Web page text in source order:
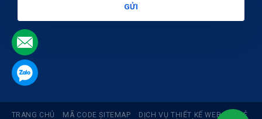
TRANG CHỦ MÃ CODE SITEMAP DỊCH VỤ THIẾT KẾ WEB GIÁ RẺ
.
.